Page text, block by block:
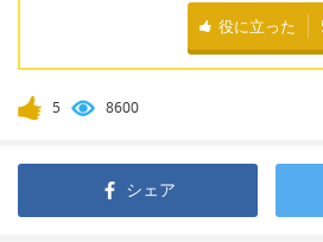
役に立った
5 8600
シェア